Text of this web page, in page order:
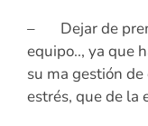
– Dejar de
equipo.., ya que
su ma gestión
estrés, que de la